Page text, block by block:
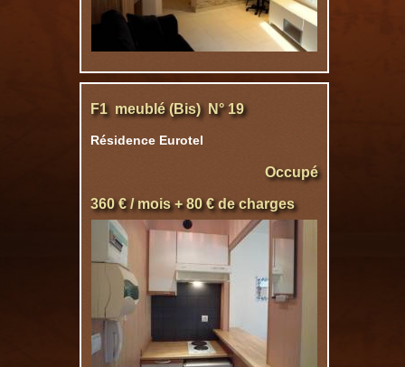
F1 meublé (Bis) N° 19
Résidence Eurotel
Occupé
360 € / mois + 80 € de charges